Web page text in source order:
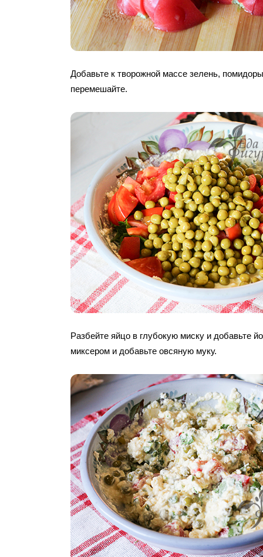
Добавьте к творожной массе зелень,
перемешайте.
Разбейте яйцо в глубокую миску и добавьте
миксером и добавьте овсяную муку.